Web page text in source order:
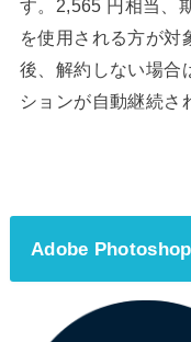
す。2,565 円相当、
を使用される方が対
後、解約しない場合
ションが自動継続さ
Adobe Photoshop